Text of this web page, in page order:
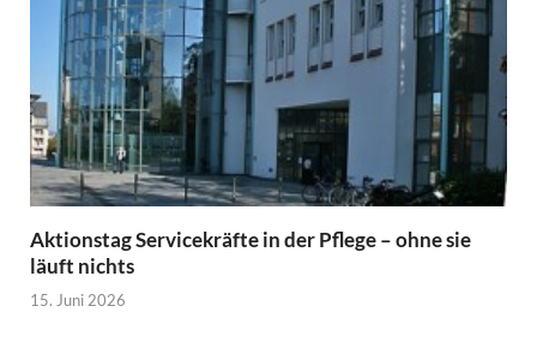
Aktionstag Servicekräfte in der Pflege – ohne sie
läuft nichts
15. Juni 2026